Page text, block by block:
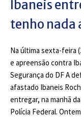
Ibaneis
tenho nada
Na última sexta-feira
e apreensão contra
Segurança do DF A
afastado Ibaneis
entregar, na manhã
Polícia Federal.